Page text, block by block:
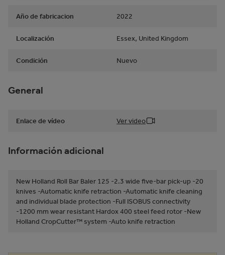
Año de fabricacion 2022
Localización Essex, United Kingdom
Condición Nuevo
General
Enlace de vídeo Ver video
Información adicional
New Holland Roll Bar Baler 125 -2.3 wide five-bar pick-up -20
knives -Automatic knife retraction -Automatic knife cleaning
and individual blade protection -Full ISOBUS connectivity
-1200 mm wear resistant Hardox 400 steel feed rotor -New
Holland CropCutter™ system -Auto knife retraction